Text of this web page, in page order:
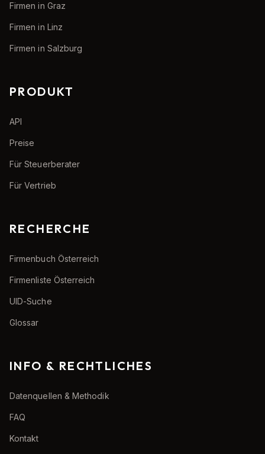
Firmen in Graz
Firmen in Linz
Firmen in Salzburg
PRODUKT
API
Preise
Für Steuerberater
Für Vertrieb
RECHERCHE
Firmenbuch Österreich
Firmenliste Österreich
UID-Suche
Glossar
INFO & RECHTLICHES
Datenquellen & Methodik
FAQ
Kontakt